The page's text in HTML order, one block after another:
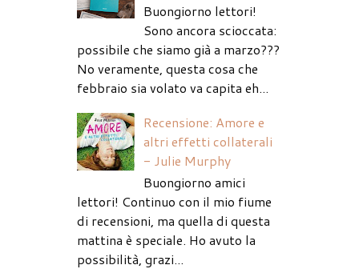
Buongiorno lettori!
Sono ancora scioccata:
possibile che siamo già a marzo???
No veramente, questa cosa che
febbraio sia volato va capita eh...
Recensione: Amore e
altri effetti collaterali
- Julie Murphy
Buongiorno amici
lettori! Continuo con il mio fiume
di recensioni, ma quella di questa
mattina è speciale. Ho avuto la
possibilità, grazi...